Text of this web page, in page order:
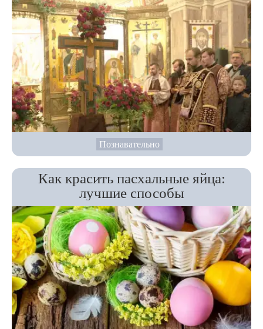
Познавательно
Как красить пасхальные яйца:
лучшие способы